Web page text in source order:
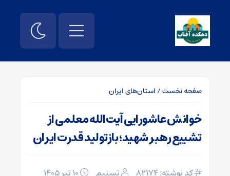
صفحه نخست/ استان‌های ایران
خوانش عاشورایی آیت‌الله معلمی از
تشییع رهبر شهید؛ بازتولید قدرت ایران
کد نوشته: 82174 تسنیم